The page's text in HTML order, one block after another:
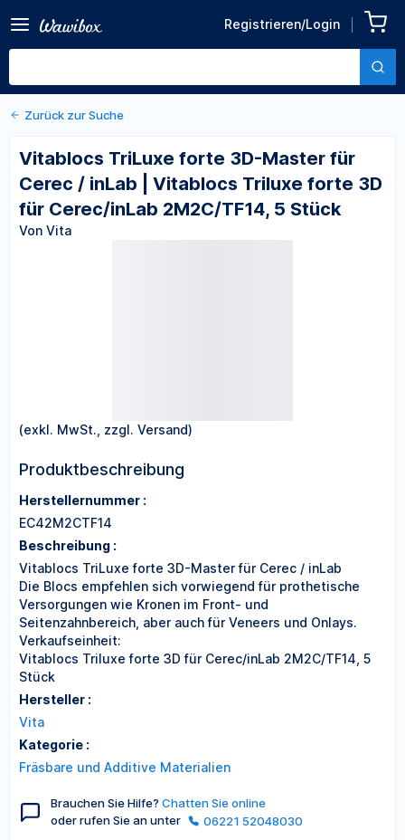
Registrieren/Login
Master für Cerec / inLab |
Vitablocs Triluxe forte 3D
5 Stück
Von Vita
Zurück zu den Produktdetails
Zurück zur Suche
Vitablocs TriLuxe forte 3D-Master für
Cerec / inLab | Vitablocs Triluxe forte 3D
für Cerec/inLab 2M2C/TF14, 5 Stück
Von Vita
(exkl. MwSt., zzgl. Versand)
Produktbeschreibung
Herstellernummer :
EC42M2CTF14
Beschreibung :
Vitablocs TriLuxe forte 3D-Master für Cerec / inLab
Die Blocs empfehlen sich vorwiegend für prothetische
Versorgungen wie Kronen im Front- und
Seitenzahnbereich, aber auch für Veneers und Onlays.
Verkaufseinheit:
Vitablocs Triluxe forte 3D für Cerec/inLab 2M2C/TF14, 5
Stück
Hersteller :
Vita
Kategorie :
Fräsbare und Additive Materialien
Brauchen Sie Hilfe? Chatten Sie online
oder rufen Sie an unter
06221 52048030